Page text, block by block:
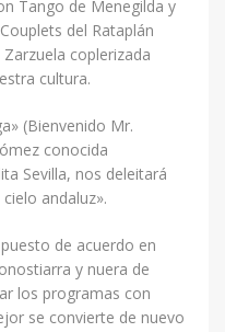
Tango de Menegilda y
del Rataplán
coplerizada
cultura.
(Bienvenido Mr.
conocida
Sevilla, nos deleitará
andaluz».
de acuerdo en
y nuera de
los programas con
se convierte de nuevo